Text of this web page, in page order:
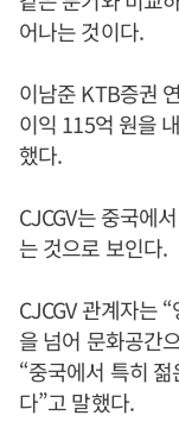
어나는 것이다.
이남준 KTB증권
이익 115억 원을
했다.
CJCGV는 중국에
는 것으로 보인다.
CJCGV 관계자는
을 넘어 문화공간
“중국에서 특히
다”고 말했다.